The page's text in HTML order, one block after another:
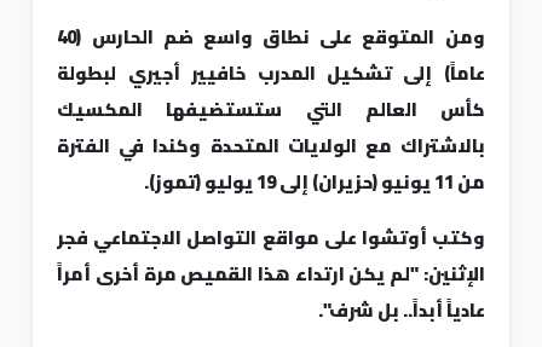
ومن المتوقع على نطاق واسع ضم الحارس (40
عاماً) إلى تشكيل المدرب خافيير أجيري لبطولة
كأس العالم التي ستستضيفها المكسيك
بالاشتراك مع الولايات المتحدة وكندا في الفترة
من 11 يونيو (حزيران) إلى 19 يوليو (تموز).
وكتب أوتشوا على مواقع التواصل الاجتماعي فجر
الإثنين: "لم يكن ارتداء هذا القميص مرة أخرى أمراً
عادياً أبداً.. بل شرف".